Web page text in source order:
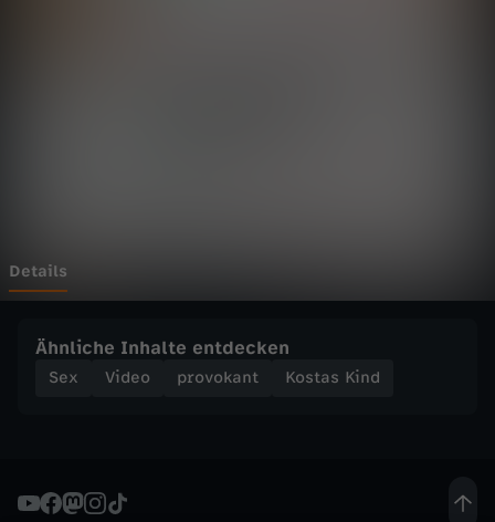
C
H
K
R
Details
Ähnliche Inhalte entdecken
Sex Video provokant Kostas Kind